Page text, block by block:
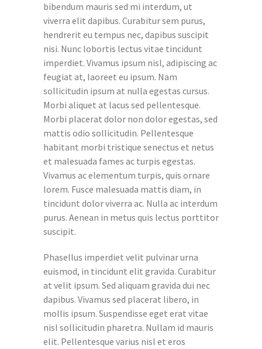
bibendum mauris sed mi interdum, ut
viverra elit dapibus. Curabitur sem purus,
hendrerit eu tempus nec, dapibus suscipit
nisi. Nunc lobortis lectus vitae tincidunt
imperdiet. Vivamus ipsum nisl, adipiscing ac
feugiat at, laoreet eu ipsum. Nam
sollicitudin ipsum at nulla egestas cursus.
Morbi aliquet at lacus sed pellentesque.
Morbi placerat dolor non dolor egestas, sed
mattis odio sollicitudin. Pellentesque
habitant morbi tristique senectus et netus
et malesuada fames ac turpis egestas.
Vivamus ac elementum turpis, quis ornare
lorem. Fusce malesuada mattis diam, in
tincidunt dolor viverra ac. Nulla ac interdum
purus. Aenean in metus quis lectus porttitor
suscipit.
Phasellus imperdiet velit pulvinar urna
euismod, in tincidunt elit gravida. Curabitur
at velit ipsum. Sed aliquam gravida dui nec
dapibus. Vivamus sed placerat libero, in
mollis ipsum. Suspendisse eget erat vitae
nisl sollicitudin pharetra. Nullam id mauris
elit. Pellentesque varius nisl et eros